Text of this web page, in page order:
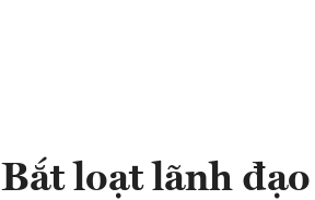
Bắt loạt lãnh